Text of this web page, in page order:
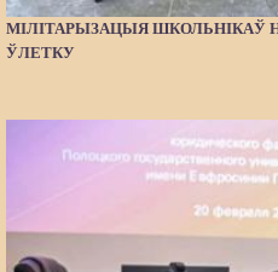
МІЛІТАРЫЗАЦЫЯ ШКОЛЬНІКАЎ
ЎЛЕТКУ